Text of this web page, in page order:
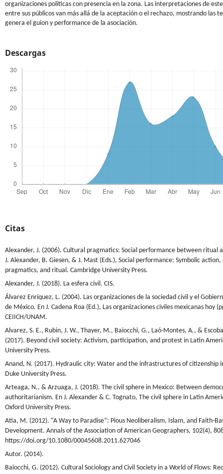
organizaciones políticas con presencia en la zona. Las interpretaciones de
entre sus públicos van más allá de la aceptación o el rechazo, mostrando las
genera el guion y performance de la asociación.
Descargas
Citas
Alexander, J. (2006). Cultural pragmatics: Social performance between ritual
J. Alexander, B. Giesen, & J. Mast (Eds.), Social performance: Symbolic
pragmatics, and ritual. Cambridge University Press.
Alexander, J. (2018). La esfera civil. CIS.
Álvarez Enríquez, L. (2004). Las organizaciones de la sociedad civil y el
de México. En J. Cadena Roa (Ed.), Las organizaciones civiles mexicanas hoy
CEIICH/UNAM.
Alvarez, S. E., Rubin, J. W., Thayer, M., Baiocchi, G., Laó-Montes, A., &
(2017). Beyond civil society: Activism, participation, and protest in Latin
University Press.
Anand, N. (2017). Hydraulic city: Water and the infrastructures of citizenship
Duke University Press.
Arteaga, N., & Arzuaga, J. (2018). The civil sphere in Mexico: Between
authoritarianism. En J. Alexander & C. Tognato, The civil sphere in Latin
Oxford University Press.
Atia, M. (2012). “A Way to Paradise”: Pious Neoliberalism, Islam, and Faith-
Development. Annals of the Association of American Geographers, 102(4),
https://doi.org/10.1080/00045608.2011.627046
Autor. (2014).
Baiocchi, G. (2012). Cultural Sociology and Civil Society in a World of Flows: